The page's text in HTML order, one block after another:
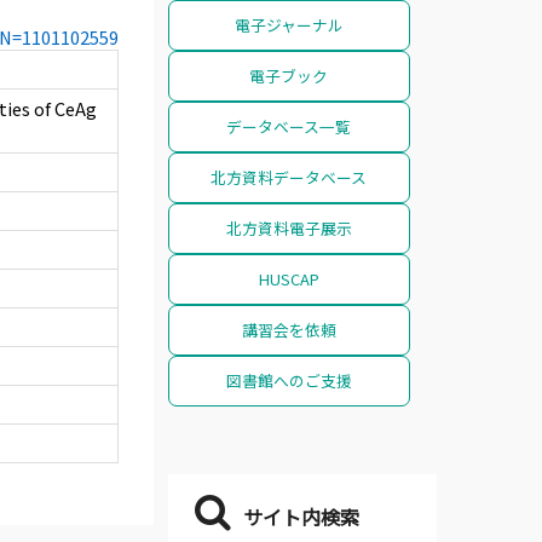
of CeAg
電子ジャーナル
電子ブック
データベース一覧
北方資料データベース
北方資料電子展示
HUSCAP
講習会を依頼
図書館へのご支援
サイト内検索